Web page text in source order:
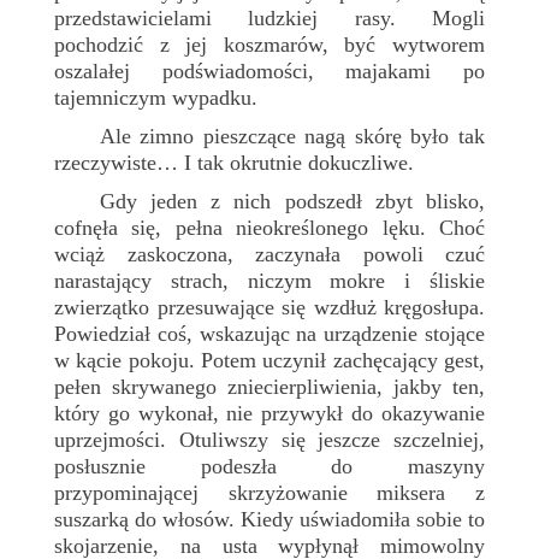
przedstawicielami ludzkiej rasy. Mogli
pochodzić z jej koszmarów, być wytworem
oszalałej podświadomości, majakami po
tajemniczym wypadku.
Ale zimno pieszczące nagą skórę było tak
rzeczywiste… I tak okrutnie dokuczliwe.
Gdy jeden z nich podszedł zbyt blisko,
cofnęła się, pełna nieokreślonego lęku. Choć
wciąż zaskoczona, zaczynała powoli czuć
narastający strach, niczym mokre i śliskie
zwierzątko przesuwające się wzdłuż kręgosłupa.
Powiedział coś, wskazując na urządzenie stojące
w kącie pokoju. Potem uczynił zachęcający gest,
pełen skrywanego zniecierpliwienia, jakby ten,
który go wykonał, nie przywykł do okazywanie
uprzejmości. Otuliwszy się jeszcze szczelniej,
posłusznie podeszła do maszyny
przypominającej skrzyżowanie miksera z
suszarką do włosów. Kiedy uświadomiła sobie to
skojarzenie, na usta wypłynął mimowolny